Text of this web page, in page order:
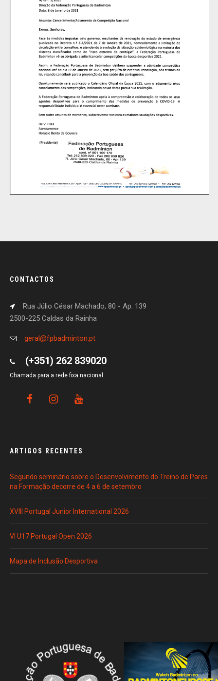
CONTACTOS
Rua Júlio César Machado, 80 - Ap. 139
2500-225 Caldas da Rainha
geral@fpbadminton.pt
(+351) 262 839020
Chamada para a rede fixa nacional
ARTIGOS RECENTES
Segundo seminário sobre o Desenvolvimento do Treino de Pares
na Formação decorre de 4 a 6 de setembro
XVIII Portugal Junior International 2026
VI U17 Portugal Open 2026
Mapa de Inclusão Desportiva